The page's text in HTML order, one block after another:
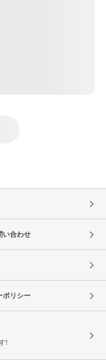
い合わせ
ポリシー
!